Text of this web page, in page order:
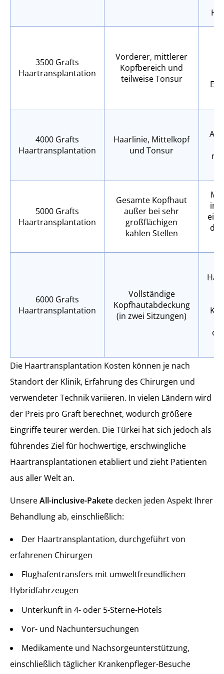
3500 Grafts
Haartransplantation
Vorderer, mittlerer
Kopfbereich und
teilweise Tonsur
4000 Grafts
Haartransplantation
Haarlinie, Mittelkopf
und Tonsur
5000 Grafts
Haartransplantation
Gesamte Kopfhaut
außer bei sehr
großflächigen
kahlen Stellen
in
ein
6000 Grafts
Haartransplantation
Vollständige
Kopfhautabdeckung
(in zwei Sitzungen)
Die Haartransplantation Kosten können je nach
Standort der Klinik, Erfahrung des Chirurgen und
verwendeter Technik variieren. In vielen Ländern wird
der Preis pro Graft berechnet, wodurch größere
Eingriffe teurer werden. Die Türkei hat sich jedoch als
führendes Ziel für hochwertige, erschwingliche
Haartransplantationen etabliert und zieht Patienten
aus aller Welt an.
UnsereAll-inclusive-Paketedecken jeden Aspekt Ihrer
Behandlung ab, einschließlich:
Der Haartransplantation, durchgeführt von
erfahrenen Chirurgen
Flughafentransfers mit umweltfreundlichen
Hybridfahrzeugen
Unterkunft in 4- oder 5-Sterne-Hotels
Vor- und Nachuntersuchungen
Medikamente und Nachsorgeunterstützung,
einschließlich täglicher Krankenpfleger-Besuche